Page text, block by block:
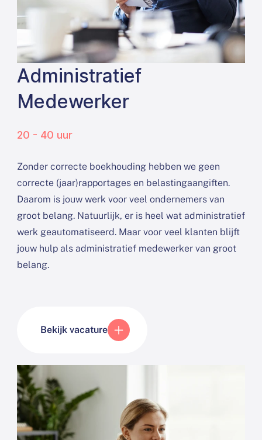
Administratief
Medewerker
20 - 40 uur
Zonder correcte boekhouding hebben we geen
correcte (jaar)rapportages en belastingaangiften.
Daarom is jouw werk voor veel ondernemers van
groot belang. Natuurlijk, er is heel wat administratief
werk geautomatiseerd. Maar voor veel klanten blijft
jouw hulp als administratief medewerker van groot
belang.
Bekijk vacature